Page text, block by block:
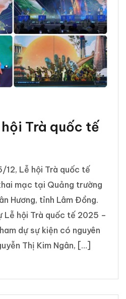
Trà quốc tế
12, Lễ hội Trà quốc tế
mạc tại Quảng trường
Hương, tỉnh Lâm Đồng.
Lễ hội Trà quốc tế 2025 –
dự sự kiện có nguyên
Thị Kim Ngân, […]